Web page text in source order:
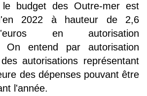
le budget des Outre-mer est
2022 à hauteur de 2,6
en autorisation
On entend par autorisation
autorisations représentant
des dépenses pouvant être
l'année.